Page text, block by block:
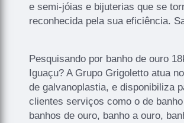
e semi-jóias e bijuterias que se
reconhecida pela sua eficiência.
Pesquisando por banho de ouro
Iguaçu? A Grupo Grigoletto atua
de galvanoplastia, e disponibiliza
clientes serviços como o de
banhos de ouro, banho a ouro,